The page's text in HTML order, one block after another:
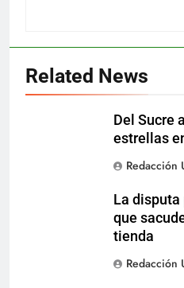
Related News
Del Sucre
estrellas
Redacción
La
que
tienda
Redacción